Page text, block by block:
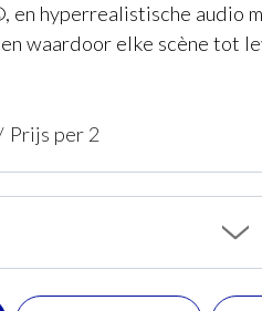
en hyperrealistische audio
waardoor elke scène tot
Prijs per 2